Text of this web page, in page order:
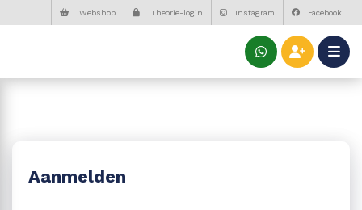
Webshop Theorie-login Instagram Facebook
Aanmelden